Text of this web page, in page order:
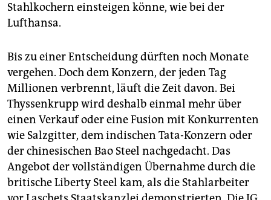
Stahlkochern einsteigen könne, wie bei der
Lufthansa.
Bis zu einer Entscheidung dürften noch Monate
vergehen. Doch dem Konzern, der jeden Tag
Millionen verbrennt, läuft die Zeit davon. Bei
Thys­sen­krupp wird deshalb einmal mehr über
einen Verkauf oder eine Fusion mit Konkurrenten
wie Salzgitter, dem indischen Tata-Konzern oder
der chinesischen Bao Steel nachgedacht. Das
Angebot der vollständigen Übernahme durch die
britische Liberty Steel kam, als die Stahlarbeiter